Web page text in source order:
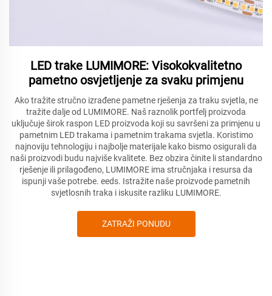
LED trake LUMIMORE: Visokokvalitetno
pametno osvjetljenje za svaku primjenu
Ako tražite stručno izrađene pametne rješenja za traku svjetla, ne
tražite dalje od LUMIMORE. Naš raznolik portfelj proizvoda
uključuje širok raspon LED proizvoda koji su savršeni za primjenu u
pametnim LED trakama i pametnim trakama svjetla. Koristimo
najnoviju tehnologiju i najbolje materijale kako bismo osigurali da
naši proizvodi budu najviše kvalitete. Bez obzira činite li standardno
rješenje ili prilagođeno, LUMIMORE ima stručnjaka i resursa da
ispunji vaše potrebe. eeds. Istražite naše proizvode pametnih
svjetlosnih traka i iskusite razliku LUMIMORE.
ZATRAŽI PONUDU